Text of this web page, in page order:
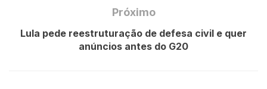
Próximo
Lula pede reestruturação de defesa civil e quer
anúncios antes do G20